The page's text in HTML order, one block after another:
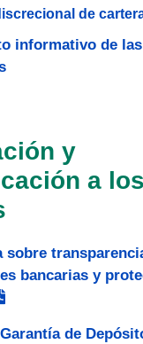
de
informativo de
y
a los
sobre
bancarias y
de